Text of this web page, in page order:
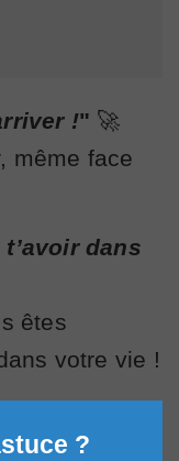
!" 🚀
même face
dans
êtes
votre vie !
?